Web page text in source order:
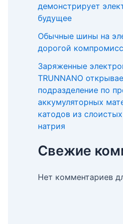
демонстрирует
будущее
Обычные шины на
дорогой компромисс
Заряженные
TRUNNANO
подразделение по
аккумуляторных
катодов из
натрия
Свежие
Нет комментариев